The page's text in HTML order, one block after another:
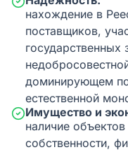
нахождение в
поставщиков,
государственных
доминирующем
естественной
Имущество и
наличие
собственности,